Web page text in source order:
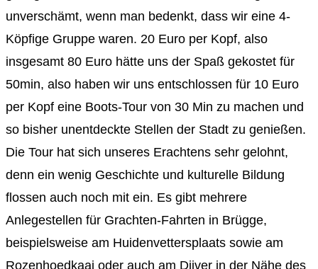
unverschämt, wenn man bedenkt, dass wir eine 4-
Köpfige Gruppe waren. 20 Euro per Kopf, also
insgesamt 80 Euro hätte uns der Spaß gekostet für
50min, also haben wir uns entschlossen für 10 Euro
per Kopf eine Boots-Tour von 30 Min zu machen und
so bisher unentdeckte Stellen der Stadt zu genießen.
Die Tour hat sich unseres Erachtens sehr gelohnt,
denn ein wenig Geschichte und kulturelle Bildung
flossen auch noch mit ein. Es gibt mehrere
Anlegestellen für Grachten-Fahrten in Brügge,
beispielsweise am Huidenvettersplaats sowie am
Rozenhoedkaai oder auch am Dijver in der Nähe des